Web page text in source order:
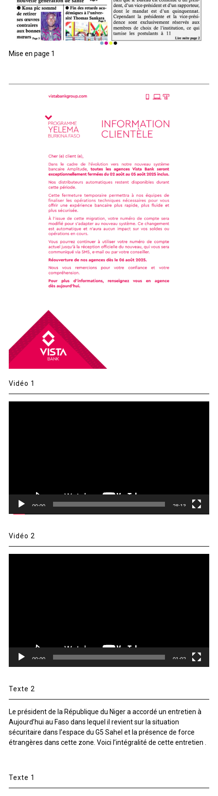
Mise en page 1
Vidéo 1
00:00 28:13
Vidéo 2
00:00 01:02
Texte 2
Le président de la République du Niger a accordé un entretien à
Aujourd’hui au Faso dans lequel il revient sur la situation
sécuritaire dans l’espace du G5 Sahel et la présence de force
étrangères dans cette zone. Voici l’intégralité de cette entretien .
Texte 1